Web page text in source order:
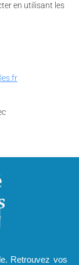
en utilisant les
Retrouvez vos